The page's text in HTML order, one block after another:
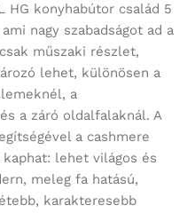
HG konyhabútor család 5
nagy szabadságot ad a
műszaki részlet,
lehet, különösen a
a
a záró oldalfalaknál. A
a cashmere
lehet világos és
meleg fa hatású,
karakteresebb